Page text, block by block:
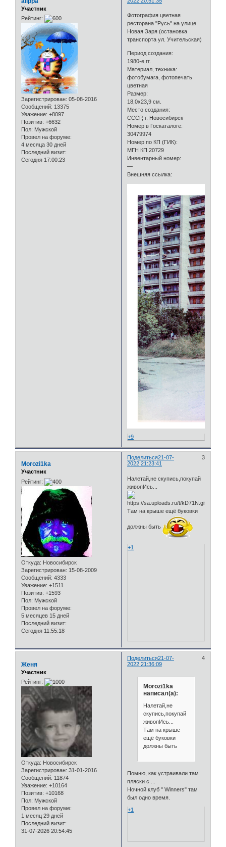
Участник
Рейтинг:
Зарегистрирован: 05-08-2016
Сообщений: 13375
Уважение: +8097
Позитив: +6632
Пол: Мужской
Провел на форуме:
4 месяца 30 дней
Последний визит:
Сегодня 17:00:23
Фотография цветная
ресторана "Русь" на улице
Новая Заря (остановка
транспорта ул. Учительская)
Период создания:
1980-е гг.
Материал, техника:
фотобумага, фотопечать
цветная
Размер:
18,0х23,9 см.
Место создания:
СССР, г. Новосибирск
Номер в Госкаталоге:
30479974
Номер по КП (ГИК):
МГН КП 20729
Инвентарный номер:
—
Внешняя ссылка:
+9
Поделиться 3
21-07-
2022 21:23:41
Morozi1ka
Участник
Рейтинг:
Откуда: Новосибирск
Зарегистрирован: 15-08-2009
Сообщений: 4333
Уважение: +1511
Позитив: +1593
Пол: Мужской
Провел на форуме:
5 месяцев 15 дней
Последний визит:
Сегодня 11:55:18
Налетай,не скупись,покупай
живопИсь...
Там на крыше ещё буковки
должны быть
+1
Поделиться 4
21-07-
2022 21:36:09
Женя
Участник
Рейтинг:
Откуда: Новосибирск
Зарегистрирован: 31-01-2016
Сообщений: 11874
Уважение: +10164
Позитив: +10168
Пол: Мужской
Провел на форуме:
1 месяц 29 дней
Последний визит:
31-07-2026 20:54:45
Morozi1ka
написал(а):
Налетай,не
скупись,покупай
живопИсь...
Там на крыше
ещё буковки
должны быть
Помню, как устраивали там
пляски с ...
Ночной клуб " Winners" там
был одно время.
+1